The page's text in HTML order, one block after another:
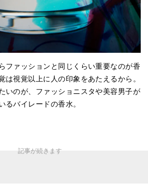
ファッションと同じくらい重要なのが香
は視覚以上に人の印象をあたえるから。
いのが、ファッショニスタや美容男子が
るバイレードの香水。